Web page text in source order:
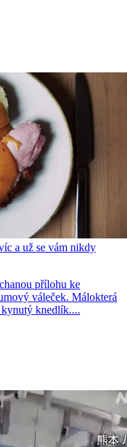
a už se vám nikdy
přílohu ke
váleček. Málokterá
knedlík....